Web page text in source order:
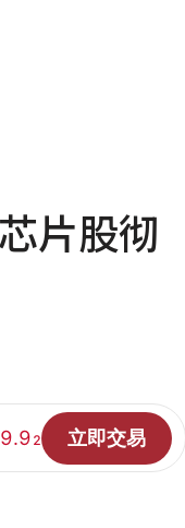
片股彻
2 立即交易